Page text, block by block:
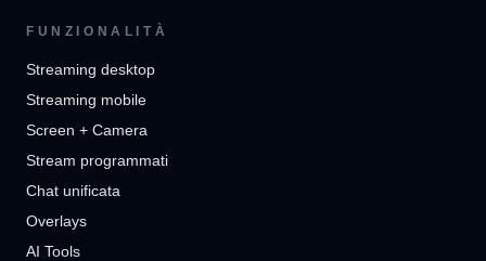
FUNZIONALITÀ
Streaming desktop
Streaming mobile
Screen + Camera
Stream programmati
Chat unificata
Overlays
AI Tools